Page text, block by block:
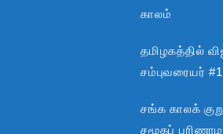
காலம்
தமிழகத்தில்
சம்புவரையர் #1
சங்க காலக்
சமூகப்